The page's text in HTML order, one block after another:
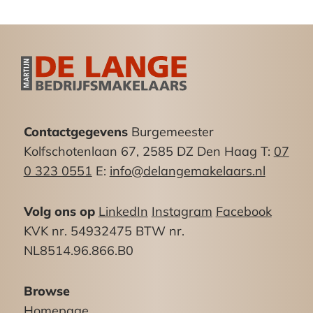
aansluitingen op het Rijkswegennet (A4, A-12 en
A-13). Door de centrale ligging tussen Schiphol
en Rotterdam Airport zijn er ook internationaal
zakenverkeer. Ook met het openbaar vervoer is
de locatie uitstekend bereikbaar. De haltes van
tram 1 en tram 15 liggen op zeer korte
Oppervlakte:
Begane grond: ca. 58m² (basismaat ca. 9.80diep
1e verdieping: ca. 55m²
Totaal: ca. 113m²
ContactgegevensBurgemeester
Kolfschotenlaan 67, 2585 DZ Den Haag T: 07
0 323 0551 E: info@delangemakelaars.nl
Volg ons op LinkedIn Instagram Facebook
KVK nr. 54932475 BTW nr.
NL8514.96.866.B0
Browse